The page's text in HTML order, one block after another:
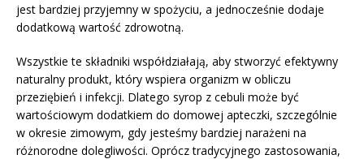
jest bardziej przyjemny w spożyciu, a jednocześnie dodaje
dodatkową wartość zdrowotną.
Wszystkie te składniki współdziałają, aby stworzyć efektywny
naturalny produkt, który wspiera organizm w obliczu
przeziębień i infekcji. Dlatego syrop z cebuli może być
wartościowym dodatkiem do domowej apteczki, szczególnie
w okresie zimowym, gdy jesteśmy bardziej narażeni na
różnorodne dolegliwości. Oprócz tradycyjnego zastosowania,